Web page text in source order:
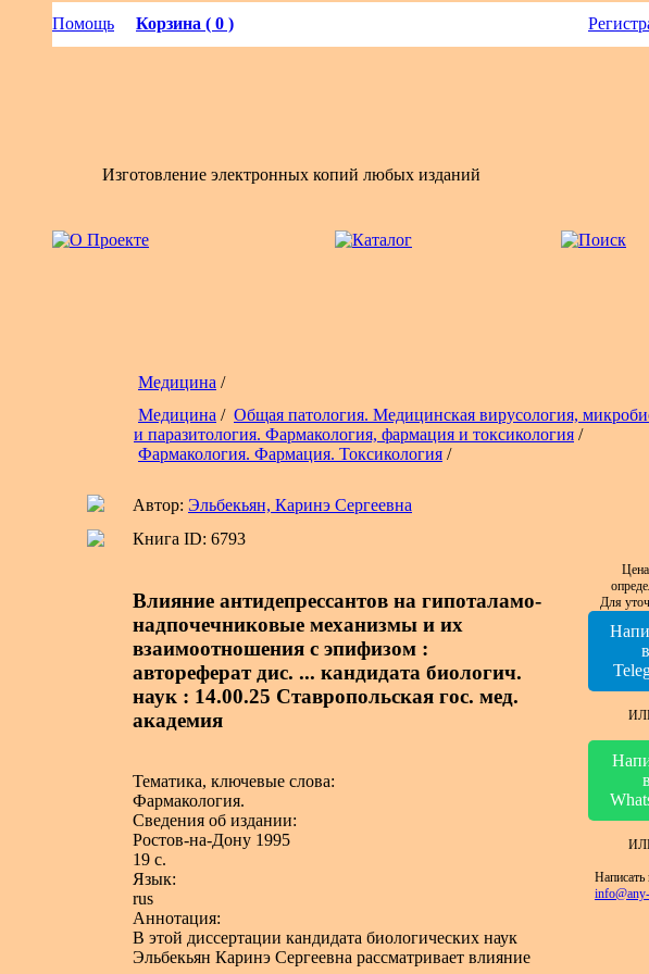
Помощь Корзина ( 0 )
Изготовление электронных копий любых изданий
Медицина /
Медицина / Общая патология. Медицинская вирусология,
и паразитология. Фармакология, фармация и токсикология /
Фармакология. Фармация. Токсикология /
Автор: Эльбекьян, Каринэ Сергеевна
Книга ID: 6793
Влияние антидепрессантов на гипоталамо-
надпочечниковые механизмы и их
взаимоотношения с эпифизом :
автореферат дис. ... кандидата биологич.
наук : 14.00.25 Ставропольская гос. мед.
академия
Тематика, ключевые слова:
Фармакология.
Сведения об издании:
Ростов-на-Дону 1995
19 с.
Язык:
rus
Аннотация:
В этой диссертации кандидата биологических наук
Эльбекьян Каринэ Сергеевна рассматривает влияние
Для
в
в
Написать